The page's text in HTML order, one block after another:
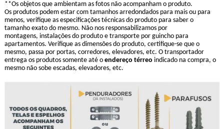
**Os objetos que ambientam as fotos não acompanham o produto.
Os produtos podem estar com tamanhos arredondados para mais ou para
menos, verifique as especificações técnicas do produto para saber o
tamanho exato do mesmo. Não nos responsabilizamos por
montagens, instalações do produto e transporte por guincho para
apartamentos. Verifique as dimensões do produto, certifique-se que o
mesmo, passa por portas, corredores, elevadores, etc. O transportador
entrega os produtos somente até o endereço térreo indicado na compra, o
mesmo não sobe escadas, elevadores, etc.